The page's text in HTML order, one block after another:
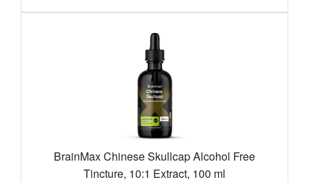
BrainMax Chinese Skullcap Alcohol Free
Tincture, 10:1 Extract, 100 ml